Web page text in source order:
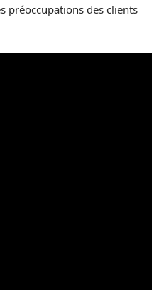
préoccupations des clients